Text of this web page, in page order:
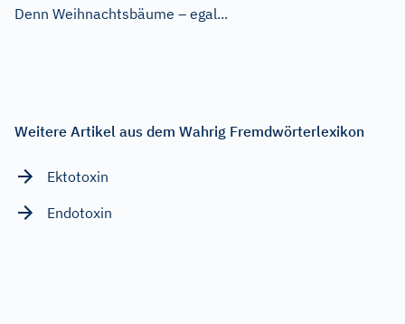
Denn Weihnachtsbäume – egal...
Weitere Artikel aus dem Wahrig Fremdwörterlexikon
Ektotoxin
Endotoxin